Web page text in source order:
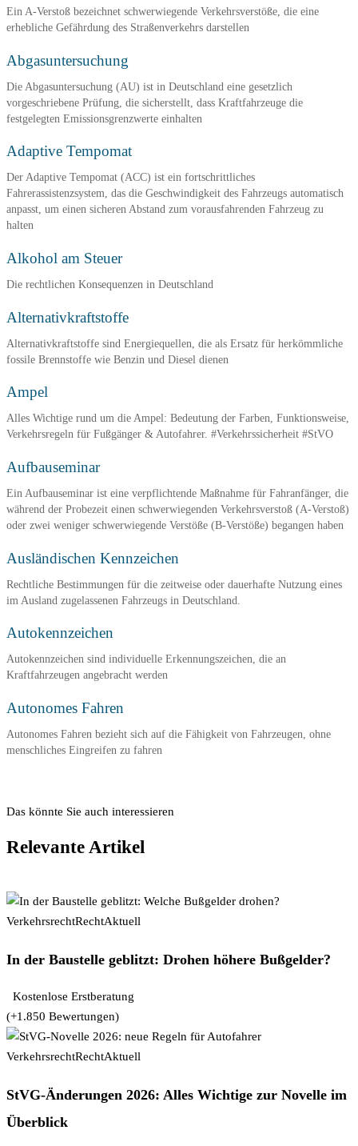
Ein A-Verstoß bezeichnet schwerwiegende Verkehrsverstöße, die eine
erhebliche Gefährdung des Straßenverkehrs darstellen
Abgasuntersuchung
Die Abgasuntersuchung (AU) ist in Deutschland eine gesetzlich
vorgeschriebene Prüfung, die sicherstellt, dass Kraftfahrzeuge die
festgelegten Emissionsgrenzwerte einhalten
Adaptive Tempomat
Der Adaptive Tempomat (ACC) ist ein fortschrittliches
Fahrerassistenzsystem, das die Geschwindigkeit des Fahrzeugs automatisch
anpasst, um einen sicheren Abstand zum vorausfahrenden Fahrzeug zu
halten
Alkohol am Steuer
Die rechtlichen Konsequenzen in Deutschland
Alternativkraftstoffe
Alternativkraftstoffe sind Energiequellen, die als Ersatz für herkömmliche
fossile Brennstoffe wie Benzin und Diesel dienen
Ampel
Alles Wichtige rund um die Ampel: Bedeutung der Farben, Funktionsweise,
Verkehrsregeln für Fußgänger & Autofahrer. #Verkehrssicherheit #StVO
Aufbauseminar
Ein Aufbauseminar ist eine verpflichtende Maßnahme für Fahranfänger, die
während der Probezeit einen schwerwiegenden Verkehrsverstoß (A-Verstoß)
oder zwei weniger schwerwiegende Verstöße (B-Verstöße) begangen haben
Ausländischen Kennzeichen
Rechtliche Bestimmungen für die zeitweise oder dauerhafte Nutzung eines
im Ausland zugelassenen Fahrzeugs in Deutschland.
Autokennzeichen
Autokennzeichen sind individuelle Erkennungszeichen, die an
Kraftfahrzeugen angebracht werden
Autonomes Fahren
Autonomes Fahren bezieht sich auf die Fähigkeit von Fahrzeugen, ohne
menschliches Eingreifen zu fahren
Das könnte Sie auch interessieren
Relevante Artikel
VerkehrsrechtRechtAktuell
In der Baustelle geblitzt: Drohen höhere Bußgelder?
Kostenlose Erstberatung
(+1.850 Bewertungen)
VerkehrsrechtRechtAktuell
StVG-Änderungen 2026: Alles Wichtige zur Novelle im
Überblick